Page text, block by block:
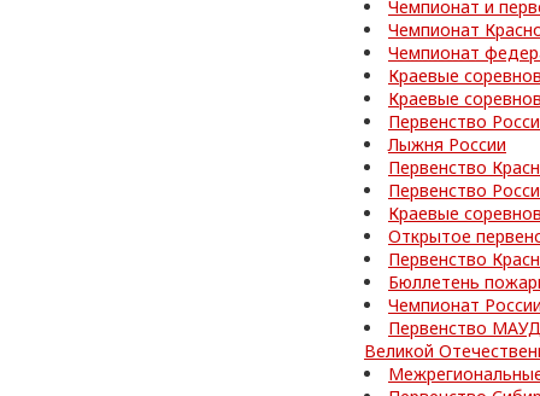
Чемпионат и
Чемпионат
Чемпионат
Краевые
Краевые
Первенство
Лыжня России
Первенство
Первенство
Краевые
Открытое
Первенство
Бюллетень
Чемпионат
Первенство
Великой